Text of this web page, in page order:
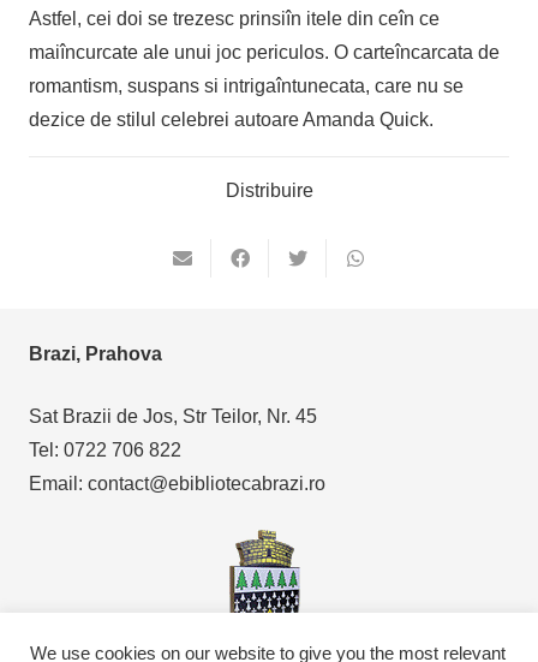
Astfel, cei doi se trezesc prinsiîn itele din ceîn ce
maiîncurcate ale unui joc periculos. O carteîncarcata de
romantism, suspans si intrigaîntunecata, care nu se
dezice de stilul celebrei autoare Amanda Quick.
Distribuire
Brazi, Prahova
Sat Brazii de Jos, Str Teilor, Nr. 45
Tel: 0722 706 822
Email: contact@ebibliotecabrazi.ro
We use cookies on our website to give you the most relevant